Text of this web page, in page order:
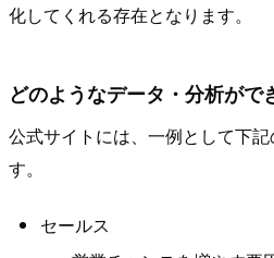
化してくれる存在となります。
どのようなデータ・分析がで
公式サイトには、一例として下
す。
セールス